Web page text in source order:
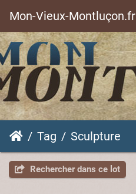
Mon-Vieux-Montluçon.fr
Tag Sculpture
Rechercher dans ce lot